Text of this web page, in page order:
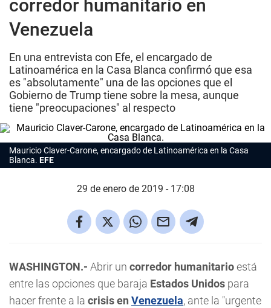
corredor humanitario en
Venezuela
En una entrevista con Efe, el encargado de
Latinoamérica en la Casa Blanca confirmó que esa
es "absolutamente" una de las opciones que el
Gobierno de Trump tiene sobre la mesa, aunque
tiene "preocupaciones" al respecto
Mauricio Claver-Carone, encargado de Latinoamérica en la Casa
Blanca. EFE
29 de enero de 2019 - 17:08
WASHINGTON.- Abrir un corredor humanitarioestá
entre las opciones que baraja Estados Unidos para
hacer frente a la crisis en Venezuela, ante la "urgente